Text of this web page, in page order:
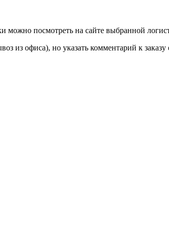
можно посмотреть на сайте выбранной
из офиса), но указать комментарий к